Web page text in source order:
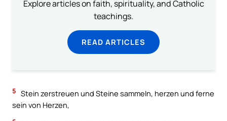
Explore articles on faith, spirituality, and Catholic
teachings.
READ ARTICLES
5 Stein zerstreuen und Steine sammeln, herzen und ferne
sein von Herzen,